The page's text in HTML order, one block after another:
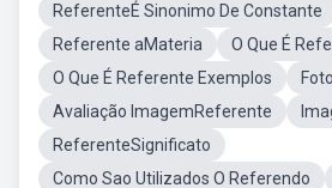
ReferenteÉ Sinonimo De Constante
Referente aMateria
O Que É
O Que É Referente Exemplos
Avaliação ImagemReferente
ReferenteSignificato
Como Sao Utilizados O Referendo